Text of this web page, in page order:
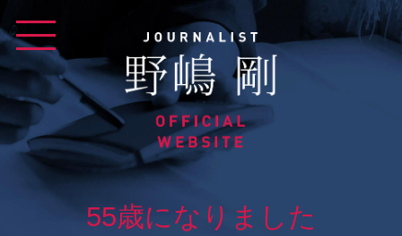
to
content
55歳になりました